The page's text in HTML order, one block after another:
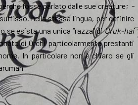
fosse parlato dalle sue creature; -
nella stessa lingua, per definire
se esista una unica “razza” diUruk-hai
di Orchi particolarmente prestanti
In particolare non è chiaro se gli